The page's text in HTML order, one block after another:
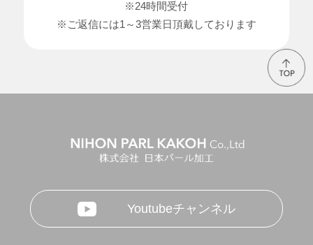
※24時間受付
※ご返信には1～3営業日頂戴しております
Youtubeチャンネル